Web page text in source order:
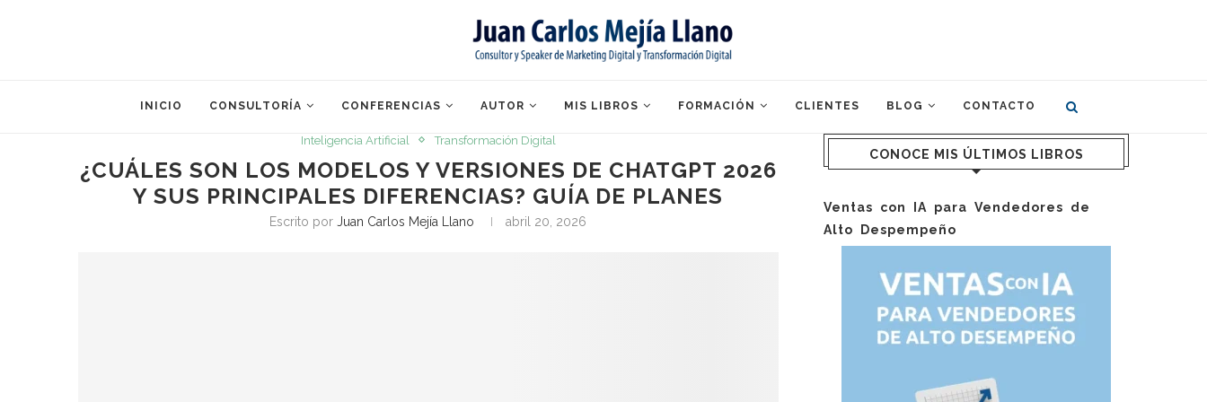
INICIO CONSULTORÍA CONFERENCIAS AUTOR MIS LIBROS FORMACIÓN CLIENTES BLOG CONTACTO
Inteligencia Artificial Transformación Digital
¿CUÁLES SON LOS MODELOS Y VERSIONES DE CHATGPT 2026
Y SUS PRINCIPALES DIFERENCIAS? GUÍA DE PLANES
Escrito por Juan Carlos Mejía Llano abril 20, 2026
CONOCE MIS ÚLTIMOS LIBROS
Ventas con IA para Vendedores de
Alto Despempeño